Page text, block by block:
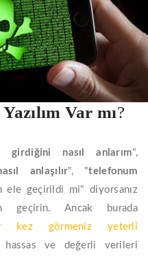
Var mı?
girdiğini nasıl anlarım",
anlaşılır", "telefonum
ele geçirildi mi" diyorsanız
geçirin. Ancak burada
kez görmeniz yeterli
hassas ve değerli verileri